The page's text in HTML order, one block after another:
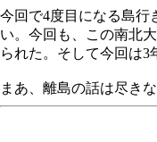
今回で4度目になる島行
い。今回も、この南北
られた。そして今回は3
まあ、離島の話は尽き